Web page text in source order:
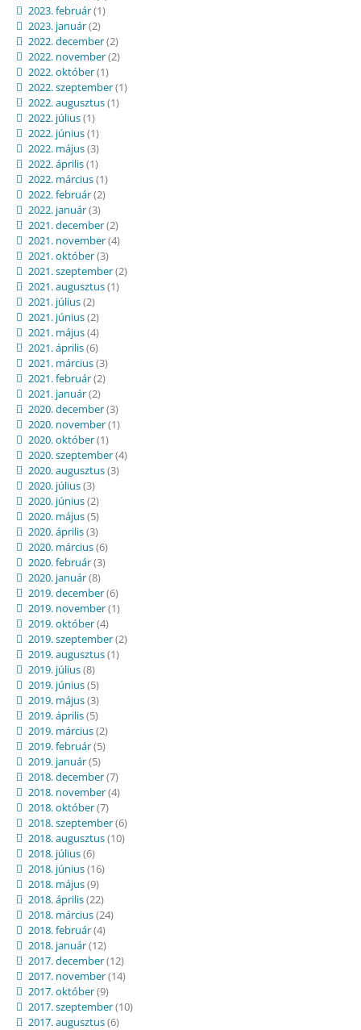
2023. február(1)
2023. január(2)
2022. december(2)
2022. november(2)
2022. október(1)
2022. szeptember(1)
2022. augusztus(1)
2022. július(1)
2022. június(1)
2022. május(3)
2022. április(1)
2022. március(1)
2022. február(2)
2022. január(3)
2021. december(2)
2021. november(4)
2021. október(3)
2021. szeptember(2)
2021. augusztus(1)
2021. július(2)
2021. június(2)
2021. május(4)
2021. április(6)
2021. március(3)
2021. február(2)
2021. január(2)
2020. december(3)
2020. november(1)
2020. október(1)
2020. szeptember(4)
2020. augusztus(3)
2020. július(3)
2020. június(2)
2020. május(5)
2020. április(3)
2020. március(6)
2020. február(3)
2020. január(8)
2019. december(6)
2019. november(1)
2019. október(4)
2019. szeptember(2)
2019. augusztus(1)
2019. július(8)
2019. június(5)
2019. május(3)
2019. április(5)
2019. március(2)
2019. február(5)
2019. január(5)
2018. december(7)
2018. november(4)
2018. október(7)
2018. szeptember(6)
2018. augusztus(10)
2018. július(6)
2018. június(16)
2018. május(9)
2018. április(22)
2018. március(24)
2018. február(4)
2018. január(12)
2017. december(12)
2017. november(14)
2017. október(9)
2017. szeptember(10)
2017. augusztus(6)